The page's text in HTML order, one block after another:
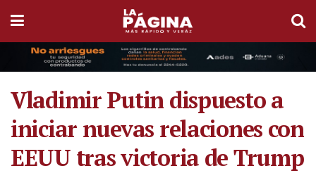
Vladimir Putin dispuesto a
iniciar nuevas relaciones con
EEUU tras victoria de Trump